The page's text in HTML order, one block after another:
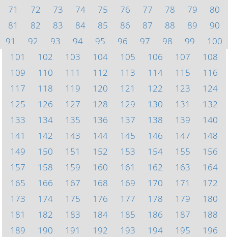
71
72 73 74 75 76 77 78 79
80
81
82 83 84 85 86 87 88 89
90
91
92 93 94 95 96 97 98 99
100
101
102 103 104 105 106 107
108
109
110 111 112 113 114 115
116
117
118 119 120 121 122 123
124
125
126 127 128 129 130 131
132
133
134 135 136 137 138 139
140
141
142 143 144 145 146 147
148
149
150 151 152 153 154 155
156
157
158 159 160 161 162 163
164
165
166 167 168 169 170 171
172
173
174 175 176 177 178 179
180
181
182 183 184 185 186 187
188
189
190 191 192 193 194 195
196